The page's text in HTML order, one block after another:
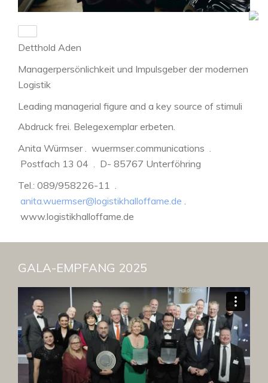
Detthold Aden
Managerpersönlichkeit und Impulsgeber der modernen
Logistik
Leading managerial figure and a key source of stimuli
for modern logistics
Source: BLG
Abdruck frei. Belegexemplar erbeten.
Anita Würmser . wuermser.communications .
Postfach 13 04 . D- 85767 Unterföhring
Tel.: 089/958226-11 .
anita.wuermser@logistikhalloffame.de .
www.logistikhalloffame.de
GALA-EMPFANG 2025